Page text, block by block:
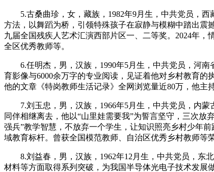
5.古桑曲珍，女，藏族，1982年9月生，中共党员，西
方法，以舞蹈为桥，引领特殊孩子在寂静与模糊中踏出震
九届全国残疾人艺术汇演西部片区一、二等奖。2024年
全区优秀教师等。
6.任明杰，男，汉族，1990年5月生，中共党员，河南
育影像与6000余万字的专业阅读，见证着他对乡村教育
他的文章《特岗教师生活记录》全网浏览量近80万，他主
7.刘玉忠，男，汉族，1966年5月生，中共党员，内蒙
同伴相继离去，他以“山里娃需要我”为誓言坚守，三次
强兵”教学智慧，不放弃一个学生，让知识照亮乡村少年
域教育标杆。曾获全国模范教师、自治区优秀乡村教师等荣
8.刘益春，男，汉族，1962年12月生，中共党员，东北
材料等方面取得系列突破，为我国半导体光电子技术发展